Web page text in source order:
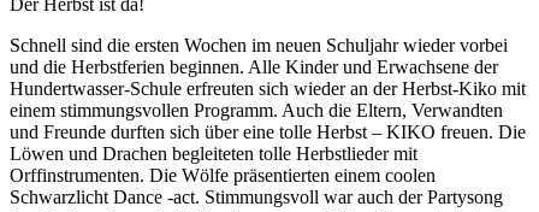
Schnell sind die ersten Wochen im neuen Schuljahr wieder vorbei
und die Herbstferien beginnen. Alle Kinder und Erwachsene der
Hundertwasser-Schule erfreuten sich wieder an der Herbst-Kiko mit
einem stimmungsvollen Programm. Auch die Eltern, Verwandten
und Freunde durften sich über eine tolle Herbst – KIKO freuen. Die
Löwen und Drachen begleiteten tolle Herbstlieder mit
Orffinstrumenten. Die Wölfe präsentierten einem coolen
Schwarzlicht Dance -act. Stimmungsvoll war auch der Partysong